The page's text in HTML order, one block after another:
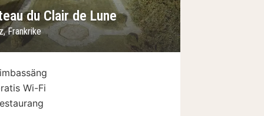
du Clair de Lune
Frankrike
Wi-Fi